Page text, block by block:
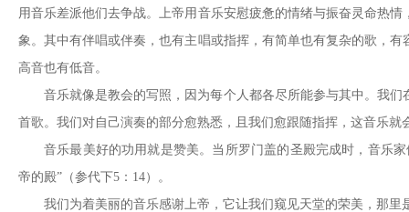
用音乐差派他们去争战。上帝用音乐安慰疲惫的情绪与振奋灵命热
象。其中有伴唱或伴奏，也有主唱或指挥，有简单也有复杂的歌，
高音也有低音。
音乐就像是教会的写照，因为每个人都各尽所能参与其中。我
首歌。我们对自己演奏的部分愈熟悉，且我们愈跟随指挥，这音乐就
音乐最美好的功用就是赞美。当所罗门盖的圣殿完成时，音乐
帝的殿”（参代下5：14）。
我们为着美丽的音乐感谢上帝，它让我们窥见天堂的荣美，那